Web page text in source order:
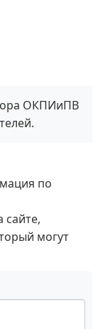
ОКПИиПВ
по
сайте,
могут